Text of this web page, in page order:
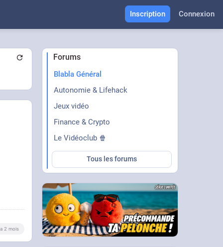
Inscription Connexion
2 mois
Forums
Blabla Général
Autonomie & Lifehack
Jeux vidéo
Finance & Crypto
Le Vidéoclub 🍿
Tous les forums